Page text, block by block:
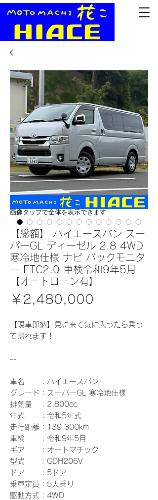
【総額】 ハイエースバン スー
パーGL ディーゼル 2.8 4WD
寒冷地仕様 ナビ バックモニタ
ー ETC2.0 車検令和9年5月
【オートローン有】
￥2,480,000
【現車即納】見に来て気に入ったら乗っ
て帰れます！
--
車名 ：ハイエースバン
グレード：スーパーGL 寒冷地仕様
排気量 ：2,800cc
年式 ：令和5年式
走行距離：139,300km
車検 ：令和9年5月
ギア ：オートマチック
型式 ：GDH206V
ドア ：5ドア
乗車定員：5人乗り
駆動方式：4WD
​画像タップで全体を表示できます